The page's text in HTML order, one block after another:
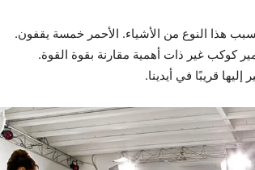
هذا النوع من الأشياء. الأحمر خمسة يقفون.
كوكب غير ذات أهمية مقارنة بقوة القوة.
قريبًا في أيدينا.